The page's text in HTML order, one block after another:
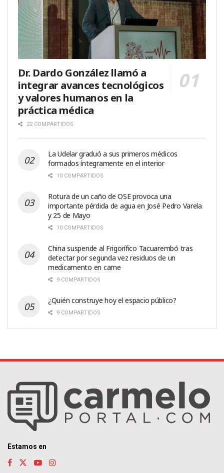
Dr. Dardo González llamó a
integrar avances tecnológicos
y valores humanos en la
práctica médica
22 COMPARTIDOS
La Udelar graduó a sus primeros médicos
formados íntegramente en el interior
10 COMPARTIDOS
Rotura de un caño de OSE provoca una
importante pérdida de agua en José Pedro Varela
y 25 de Mayo
10 COMPARTIDOS
China suspende al Frigorífico Tacuarembó tras
detectar por segunda vez residuos de un
medicamento en carne
9 COMPARTIDOS
¿Quién construye hoy el espacio público?
9 COMPARTIDOS
Estamos en